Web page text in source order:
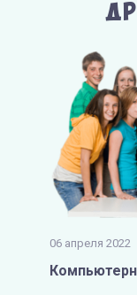
06 апреля 2022